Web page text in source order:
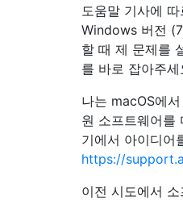
도움말 기사에
Windows 버전
할 때 제 문제를
를 바로 잡아주세
나는 macOS에
원 소프트웨어를
기에서 아이디어
https://
이전 시도에서